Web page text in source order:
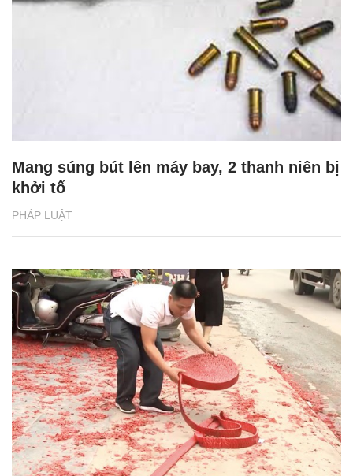
PHÁP LUẬT
Mang súng bút lên máy bay, 2 thanh niên bị
khởi tố